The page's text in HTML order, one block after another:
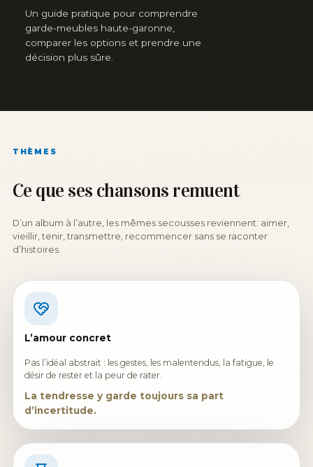
Un guide pratique pour comprendre
garde-meubles haute-garonne,
comparer les options et prendre une
décision plus sûre.
THÈMES
Ce que ses chansons remuent
D’un album à l’autre, les mêmes secousses reviennent: aimer,
vieillir, tenir, transmettre, recommencer sans se raconter
d’histoires.
L’amour concret
Pas l’idéal abstrait : les gestes, les malentendus, la fatigue, le
désir de rester et la peur de rater.
La tendresse y garde toujours sa part
d’incertitude.